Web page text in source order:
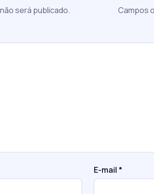
será publicado. Campos
E-mail *